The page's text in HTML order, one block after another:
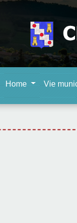
Home Vie